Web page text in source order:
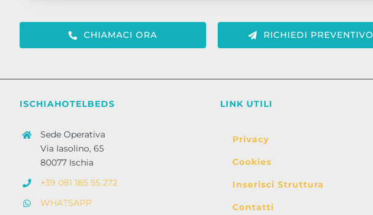
CHIAMACI ORA RICHIEDI PREVENTIVO
ISCHIAHOTELBEDS
Sede Operativa
Via Iasolino, 65
80077 Ischia
+39 081 185 55 272
WHATSAPP
LINK UTILI
Privacy
Cookies
Inserisci Struttura
Contatti